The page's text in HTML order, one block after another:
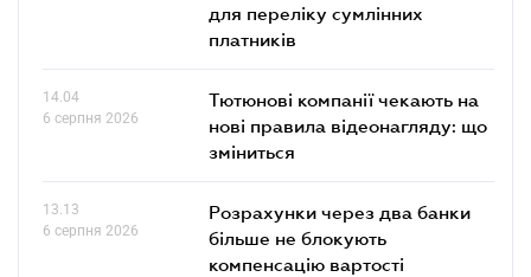
для переліку сумлінних
платників
14.04
6 серпня 2026
Тютюнові компанії чекають на
нові правила відеонагляду: що
зміниться
13.13
6 серпня 2026
Розрахунки через два банки
більше не блокують
компенсацію вартості